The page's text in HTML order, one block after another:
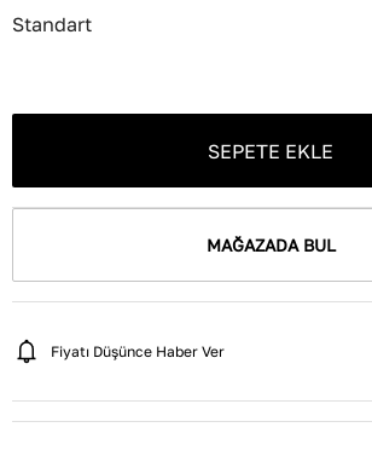
Standart
SEPETE EKLE
MAĞAZADA BUL
Fiyatı Düşünce Haber Ver